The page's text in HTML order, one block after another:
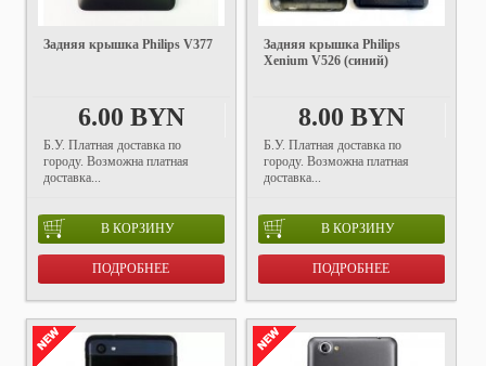
Задняя крышка Philips V377
6.00 BYN
Б.У. Платная доставка по
городу. Возможна платная
доставка...
В КОРЗИНУ
ПОДРОБНЕЕ
Задняя крышка Philips
Xenium V526 (синий)
8.00 BYN
Б.У. Платная доставка по
городу. Возможна платная
доставка...
В КОРЗИНУ
ПОДРОБНЕЕ